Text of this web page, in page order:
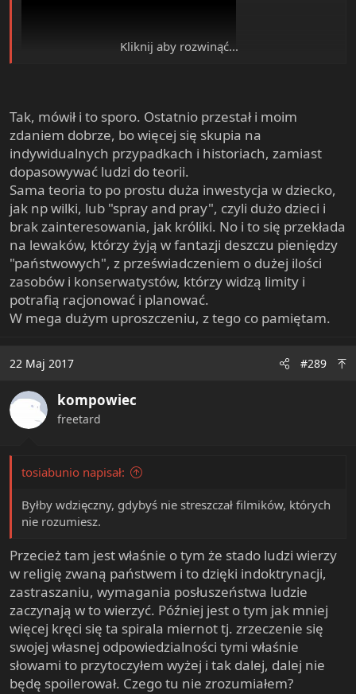
O ile się nie mylę o tych strategiach r/k mówił też kiedyś
Stefan Molyneux?
Kliknij aby rozwinąć...
Tak, mówił i to sporo. Ostatnio przestał i moim
zdaniem dobrze, bo więcej się skupia na
indywidualnych przypadkach i historiach, zamiast
dopasowywać ludzi do teorii.
Sama teoria to po prostu duża inwestycja w dziecko,
jak np wilki, lub "spray and pray", czyli dużo dzieci i
brak zainteresowania, jak króliki. No i to się przekłada
na lewaków, którzy żyją w fantazji deszczu pieniędzy
"państwowych", z przeświadczeniem o dużej ilości
zasobów i konserwatystów, którzy widzą limity i
potrafią racjonować i planować.
W mega dużym uproszczeniu, z tego co pamiętam.
22 Maj 2017 #289
kompowiec
freetard
tosiabunio napisał:
Byłby wdzięczny, gdybyś nie streszczał filmików, których
nie rozumiesz.
Przecież tam jest właśnie o tym że stado ludzi wierzy
w religię zwaną państwem i to dzięki indoktrynacji,
zastraszaniu, wymagania posłuszeństwa ludzie
zaczynają w to wierzyć. Później jest o tym jak mniej
więcej kręci się ta spirala miernot tj. zrzeczenie się
swojej własnej odpowiedzialności tymi właśnie
słowami to przytoczyłem wyżej i tak dalej, dalej nie
będę spoilerował. Czego tu nie zrozumiałem?